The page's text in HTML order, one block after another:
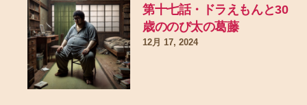
第十七話・ドラえもんと30
歳ののび太の葛藤
12月 17, 2024